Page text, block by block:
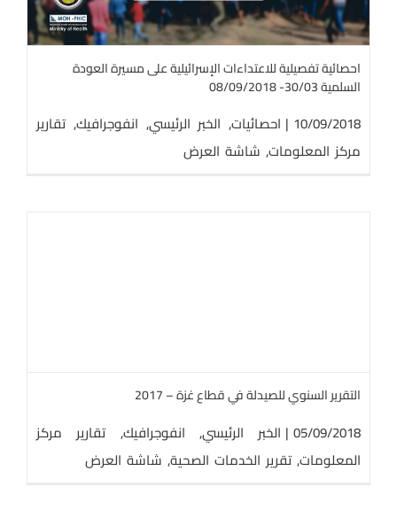
احصائية تفصيلية للاعتداءات الإسرائيلية على مسيرة العودة
السلمية 30/03- 08/09/2018
10/09/2018
| احصائيات, الخبر الرئيسي, انفوجرافيك, تقارير
مركز المعلومات, شاشة العرض
التقرير السنوي للصيدلة في قطاع غزة – 2017
05/09/2018
| الخبر الرئيسي, انفوجرافيك, تقارير مركز
المعلومات, تقرير الخدمات الصحية, شاشة العرض